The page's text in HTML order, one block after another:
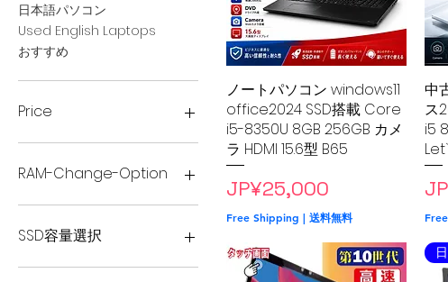
日本語パソコン
Used English Laptops
おすすめ
Price
¥18,500 ¥60,000
RAM-Change-Option
12GB
8GB
SSD容量選択
SSD 1TB
Quick View
ノートパソコン windows11
office2024 SSD搭載 Core
i5-8350U 8GB 256GB カメ
ラ HDMI 15.6型 B65
Price
JP¥25,000
Free Shipping | 送料無料
中
ス
i5